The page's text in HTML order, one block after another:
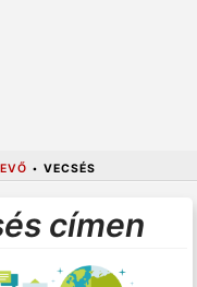
• VECSÉS
címen